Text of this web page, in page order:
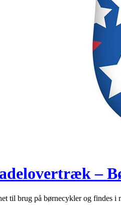
–
til brug på børnecykler og findes